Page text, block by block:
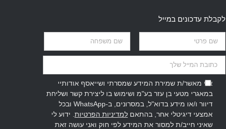
לקבלת עדכונים במייל
אני מאשר/ת שמירת המידע שמסרתי ושייאסף אודותיי
במאגרי מטעי בן עזר בע"מ ושימוש בו ליצירת קשר ושליחת
דיוור ו/או מידע בדוא"ל, במסרונים, ב-WhatsApp ובכל
אמצעי דיגיטלי אחר, בהתאם למדיניות הפרטיות . ידוע לי
שאיני חייב/ת למסור את המידע לפי חוק ואני עושה זאת